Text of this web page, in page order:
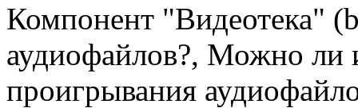
Компонент "Видеотека"
аудиофайлов?, Можно ли
проигрывания